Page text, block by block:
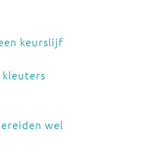
keurslijf
wel